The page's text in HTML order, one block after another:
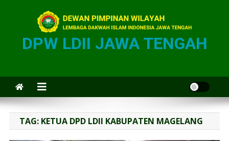
DPW LDII JAWA TENGAH
TAG: KETUA DPD LDII KABUPATEN MAGELANG